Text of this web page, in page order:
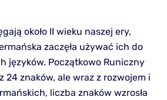
około II wieku naszej ery,
zaczęła używać ich do
języków. Początkowo Runiczny
24 znaków, ale wraz z rozwojem i
liczba znaków wzrosła